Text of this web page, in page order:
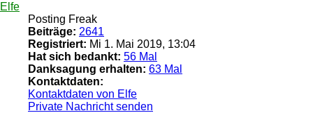
Elfe
Posting Freak
Beiträge: 2641
Registriert: Mi 1. Mai 2019, 13:04
Hat sich bedankt: 56 Mal
Danksagung erhalten: 63 Mal
Kontaktdaten:
Kontaktdaten von Elfe
Private Nachricht senden